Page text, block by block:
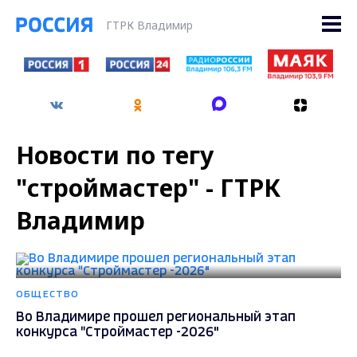
ГТРК Владимир
Новости по тегу
"строймастер" - ГТРК
Владимир
ОБЩЕСТВО
Во Владимире прошел региональный этап
конкурса "Строймастер -2026"